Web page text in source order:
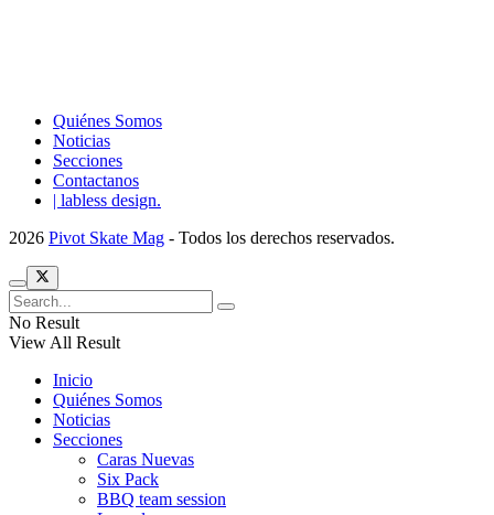
Quiénes Somos
Noticias
Secciones
Contactanos
| labless design.
2026 Pivot Skate Mag - Todos los derechos reservados.
No Result
View All Result
Inicio
Quiénes Somos
Noticias
Secciones
Caras Nuevas
Six Pack
BBQ team session